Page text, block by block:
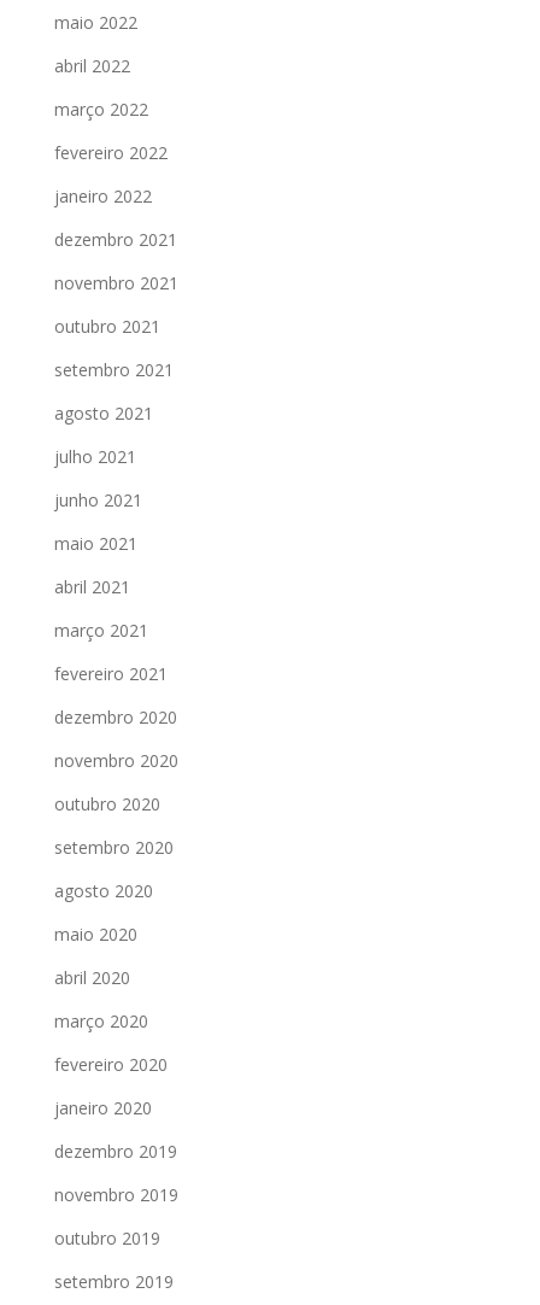
maio 2022
abril 2022
março 2022
fevereiro 2022
janeiro 2022
dezembro 2021
novembro 2021
outubro 2021
setembro 2021
agosto 2021
julho 2021
junho 2021
maio 2021
abril 2021
março 2021
fevereiro 2021
dezembro 2020
novembro 2020
outubro 2020
setembro 2020
agosto 2020
maio 2020
abril 2020
março 2020
fevereiro 2020
janeiro 2020
dezembro 2019
novembro 2019
outubro 2019
setembro 2019